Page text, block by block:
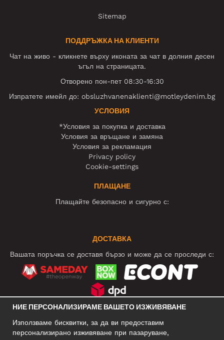
Sitemap
ПОДДРЪЖКА НА КЛИЕНТИ
Чат на живо - кликнете върху иконата за чат в долния десен
ъгъл на страницата.
Отворено пон-пет 08:30-16:30
Изпратете имейл до: obsluzhvanenaklienti@motleydenim.bg
УСЛОВИЯ
*Условия за покупка и доставка
Условия за връщане и замяна
Условия за рекламация
Privacy policy
Cookie-settings
ПЛАЩАНЕ
Плащайте безопасно и сигурно с:
ДОСТАВКА
Вашата поръчка се доставя бързо и може да се проследи с:
НИЕ ПЕРСОНАЛИЗИРАМЕ ВАШЕТО ИЗЖИВЯВАНЕ
Използваме бисквитки, за да ви предоставим
персонализирано изживяване при пазаруване,